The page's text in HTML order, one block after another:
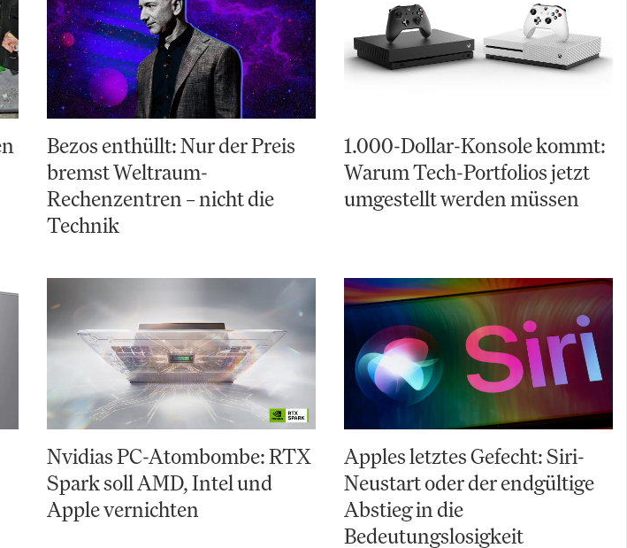
Bezos enthüllt: Nur der Preis
bremst Weltraum-
Rechenzentren – nicht die
Technik
1.000-Dollar-Konsole kommt:
Warum Tech-Portfolios jetzt
umgestellt werden müssen
Nvidias PC-Atombombe: RTX
Spark soll AMD, Intel und
Apple vernichten
Apples letztes Gefecht: Siri-
Neustart oder der endgültige
Abstieg in die
Bedeutungslosigkeit